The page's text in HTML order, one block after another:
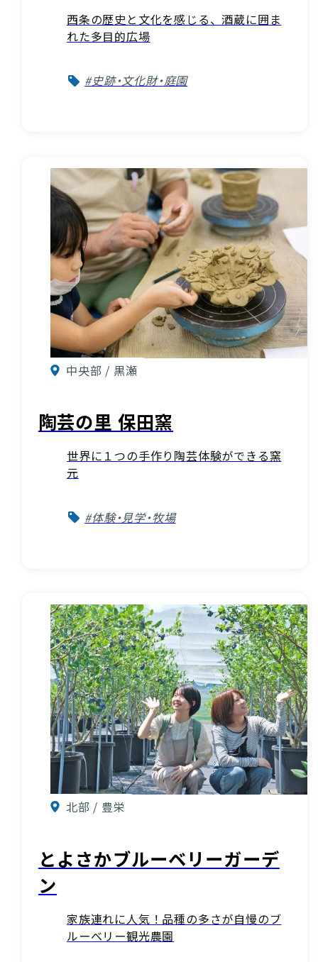
西条の歴史と文化を感じる、酒蔵に囲ま
れた多目的広場
#史跡・文化財・庭園
中央部 / 黒瀬
陶芸の里 保田窯
世界に１つの手作り陶芸体験ができる窯
元
#体験・見学・牧場
北部 / 豊栄
とよさかブルーベリーガーデ
ン
家族連れに人気！品種の多さが自慢のブ
ルーベリー観光農園